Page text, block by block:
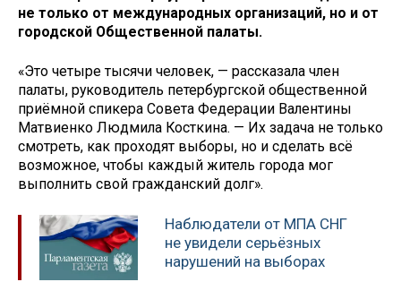
не только от международных организаций, но и от
городской Общественной палаты.
«Это четыре тысячи человек, — рассказала член
палаты, руководитель петербургской общественной
приёмной спикера Совета Федерации Валентины
Матвиенко Людмила Косткина. — Их задача не только
смотреть, как проходят выборы, но и сделать всё
возможное, чтобы каждый житель города мог
выполнить свой гражданский долг».
Наблюдатели от МПА СНГ
не увидели серьёзных
нарушений на выборах